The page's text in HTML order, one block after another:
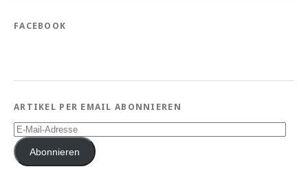
FACEBOOK
ARTIKEL PER EMAIL ABONNIEREN
E-
Mail-
AdresseAbonnieren